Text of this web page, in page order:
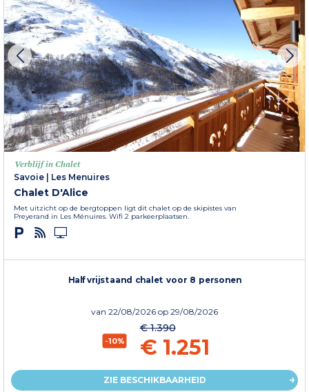
Verblijf in Chalet
Savoie
Les Menuires
Chalet D'Alice
Met uitzicht op de bergtoppen ligt dit chalet op de skipistes van
Preyerand in Les Ménuires. Wifi 2 parkeerplaatsen.
Halfvrijstaand chalet voor 8 personen
van 22/08/2026 op 29/08/2026
-10%
€ 1.390
€ 1.251
ZIE BESCHIKBAARHEID